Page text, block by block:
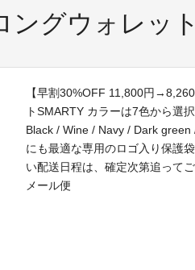
ングウォレッ
【早割30%OFF 11,800円
トSMARTY カラーは7色から選
Black / Wine / Navy / Dark
にも最適な専用のロゴ入り保護
い配送日程は、確定次第追って
メール便